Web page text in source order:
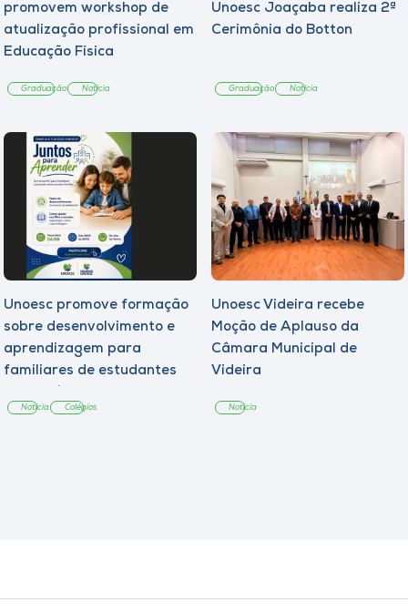
promovem workshop de
atualização profissional em
Educação Física
Graduação Notícia
Unoesc Joaçaba realiza 2ª
Cerimônia do Botton
Graduação Notícia
Unoesc promove formação
sobre desenvolvimento e
aprendizagem para
familiares de estudantes
Notícia Colégios
Unoesc Videira recebe
Moção de Aplauso da
Câmara Municipal de
Videira
Notícia